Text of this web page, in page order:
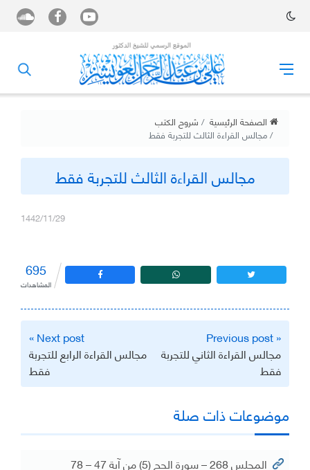
الصفحة الرئيسية شروح الكتب
مجالس القراءة الثالث للتجربة فقط
مجالس القراءة الثالث للتجربة فقط
1442/11/29
695
المشاهدات
تصفّح
المقالات
« Previous post
مجالس القراءة الثاني للتجربة
فقط
Next post »
مجالس القراءة الرابع للتجربة
فقط
موضوعات ذات صلة
المجلس 268 – سورة الحج (5) من آية 47 – 78